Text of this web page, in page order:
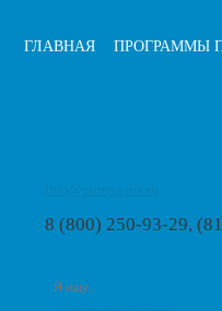
ГЛАВНАЯ ПРОГРАММЫ
8 (800) 250-93-29,